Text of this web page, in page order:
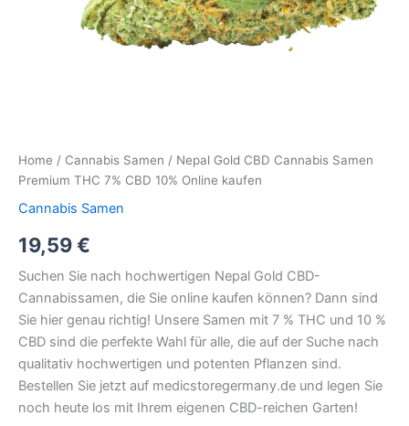
Home / Cannabis Samen / Nepal Gold CBD Cannabis Samen
Premium THC 7% CBD 10% Online kaufen
Cannabis Samen
19,59€
Suchen Sie nach hochwertigen Nepal Gold CBD-
Cannabissamen, die Sie online kaufen können? Dann sind
Sie hier genau richtig! Unsere Samen mit 7 % THC und 10 %
CBD sind die perfekte Wahl für alle, die auf der Suche nach
qualitativ hochwertigen und potenten Pflanzen sind.
Bestellen Sie jetzt auf medicstoregermany.de und legen Sie
noch heute los mit Ihrem eigenen CBD-reichen Garten!